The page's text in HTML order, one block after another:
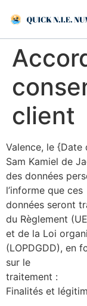
client
Valence, le {Date
Sam Kamiel de
des données
l’informe que ces
données seront
du Règlement
et de la Loi
(LOPDGDD), en
sur le
traitement :
Finalités et